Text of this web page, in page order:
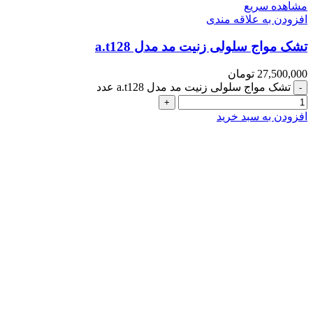
مشاهده سریع
افزودن به علاقه مندی
تشک مواج سلولی زنیت مد مدل a.t128
27,500,000 تومان
تشک مواج سلولی زنیت مد مدل a.t128 عدد
افزودن به سبد خرید